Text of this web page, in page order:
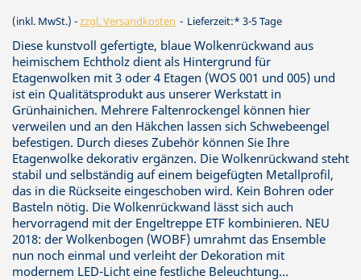
(inkl. MwSt.) zzgl. Versandkosten Lieferzeit:* 3-5 Tage
Diese kunstvoll gefertigte, blaue Wolkenrückwand aus
heimischem Echtholz dient als Hintergrund für
Etagenwolken mit 3 oder 4 Etagen (WOS 001 und 005) und
ist ein Qualitätsprodukt aus unserer Werkstatt in
Grünhainichen. Mehrere Faltenrockengel können hier
verweilen und an den Häkchen lassen sich Schwebeengel
befestigen. Durch dieses Zubehör können Sie Ihre
Etagenwolke dekorativ ergänzen. Die Wolkenrückwand steht
stabil und selbständig auf einem beigefügten Metallprofil,
das in die Rückseite eingeschoben wird. Kein Bohren oder
Basteln nötig. Die Wolkenrückwand lässt sich auch
hervorragend mit der Engeltreppe ETF kombinieren. NEU
2018: der Wolkenbogen (WOBF) umrahmt das Ensemble
nun noch einmal und verleiht der Dekoration mit
modernem LED-Licht eine festliche Beleuchtung…